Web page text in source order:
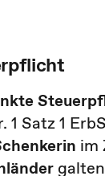
Satz 1
im